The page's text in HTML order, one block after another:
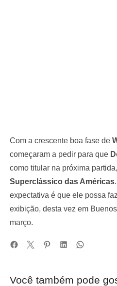
Com a crescente boa fase de
começaram a pedir para que
como titular na próxima
Superclássico das Américas.
expectativa é que ele possa
exibição, desta vez em
março.
Você também pode